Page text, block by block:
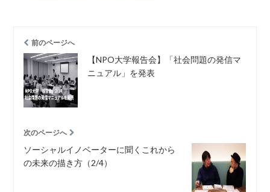
前のページへ
【NPO大学報告会】「社会問題の発信マ
ニュアル」を発表
次のページへ
ソーシャルイノベーターに聞くこれから
の未来の描き方（2/4）